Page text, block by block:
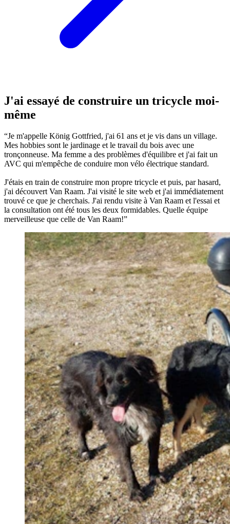
J'ai essayé de construire un tricycle moi-
même
“Je m'appelle König Gottfried, j'ai 61 ans et je vis dans un village.
Mes hobbies sont le jardinage et le travail du bois avec une
tronçonneuse. Ma femme a des problèmes d'équilibre et j'ai fait un
AVC qui m'empêche de conduire mon vélo électrique standard.
J'étais en train de construire mon propre tricycle et puis, par hasard,
j'ai découvert Van Raam. J'ai visité le site web et j'ai immédiatement
trouvé ce que je cherchais. J'ai rendu visite à Van Raam et l'essai et
la consultation ont été tous les deux formidables. Quelle équipe
merveilleuse que celle de Van Raam!”